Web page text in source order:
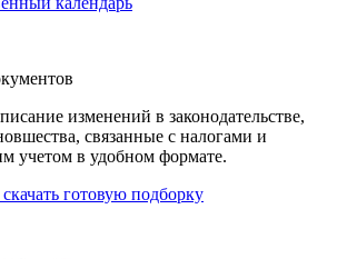
изменений в законодательстве,
связанные с налогами и
учетом в удобном формате.
скачать готовую подборку